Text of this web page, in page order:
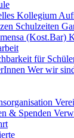
Kollegium
Schulzeiten
(Kost.Bar)
für
Wer wir
& Spenden